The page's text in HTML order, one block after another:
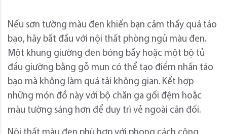
Nếu sơn tường màu đen khiến bạn cảm thấy quá táo
bạo, hãy bắt đầu với nội thất phòng ngủ màu đen.
Một khung giường đen bóng bẩy hoặc một bộ tủ
đầu giường bằng gỗ mun có thể tạo điểm nhấn táo
bạo mà không làm quá tải không gian. Kết hợp
những món đồ này với bộ chăn ga gối đệm hoặc
màu tường sáng hơn để duy trì vẻ ngoài cân đối.